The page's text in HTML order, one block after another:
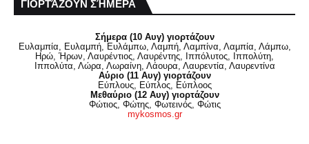
ΓΙΟΡΤΆΖΟΥΝ ΣΉΜΕΡΑ
Σήμερα (10 Αυγ) γιορτάζουν
Ευλαμπία, Ευλαμπή, Ευλάμπω, Λαμπή, Λαμπίνα, Λαμπία, Λάμπω,
Ηρώ, Ήρων, Λαυρέντιος, Λαυρέντης, Ιππόλυτος, Ιππολύτη,
Ιππολύτα, Λώρα, Λωραίνη, Λάουρα, Λαυρεντία, Λαυρεντίνα
Αύριο (11 Αυγ) γιορτάζουν
Εύπλους, Εύπλος, Εύπλοος
Μεθαύριο (12 Αυγ) γιορτάζουν
Φώτιος, Φώτης, Φωτεινός, Φώτις
mykosmos.gr